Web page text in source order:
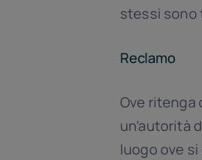
stessi sono
Reclamo
Ove ritenga
un’autorità
luogo ove